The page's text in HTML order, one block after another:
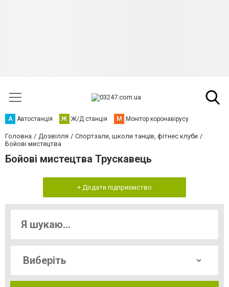
А Автостанція Ж Ж/Д станція М Монітор коронавірусу
Головна Дозвілля
Спортзали, школи танців, фітнес клуби
Бойові мистецтва
Бойові мистецтва Трускавець
+ Додати підприємство